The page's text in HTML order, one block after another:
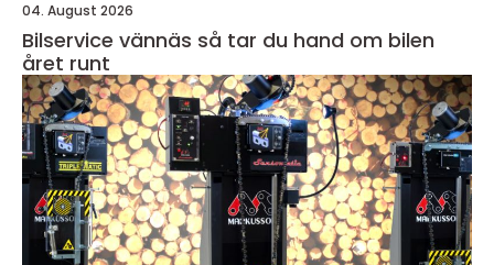
04. August 2026
Bilservice vännäs så tar du hand om bilen
året runt